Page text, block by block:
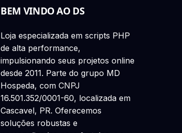
BEM VINDO AO DS
Loja especializada em scripts PHP
de alta performance,
impulsionando seus projetos online
desde 2011. Parte do grupo MD
Hospeda, com CNPJ
16.501.352/0001-60, localizada em
Cascavel, PR. Oferecemos
soluções robustas e